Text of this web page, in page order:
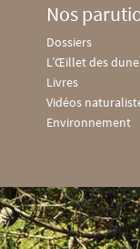
Nos
Dossiers
L’Œillet des
Livres
Vidéos
Environnement